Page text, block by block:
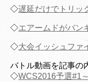
◇遅延だけでトリッ
◇エアームドがバン
◇大会イッシュファ
バトル動画を記事の
◇WCS2016予選#1